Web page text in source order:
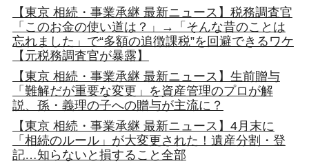
【東京 相続・事業承継 最新ニュース】税務調査官
「このお金の使い道は？」→「そんな昔のことは
忘れました」で“多額の追徴課税”を回避できるワケ
【元税務調査官が暴露】
【東京 相続・事業承継 最新ニュース】生前贈与
「難解だが重要な変更」を資産管理のプロが解
説、孫・義理の子への贈与が主流に？
【東京 相続・事業承継 最新ニュース】4月末に
「相続のルール」が大変更された！遺産分割・登
記…知らないと損すること全部